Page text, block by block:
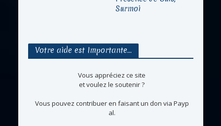
Surmoi
Votre aide est Importante…
Vous appréciez ce site
et voulez le soutenir ?
Vous pouvez contribuer en faisant un don via Payp
al.